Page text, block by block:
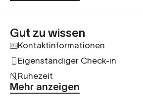
Gut zu wissen
Kontaktinformationen
Eigenständiger Check-in
Ruhezeit
Mehr anzeigen